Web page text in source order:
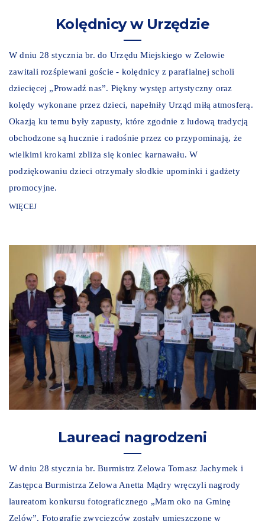
Kolędnicy w Urzędzie
W dniu 28 stycznia br. do Urzędu Miejskiego w Zelowie
zawitali rozśpiewani goście - kolędnicy z parafialnej scholi
dziecięcej „Prowadź nas”. Piękny występ artystyczny oraz
kolędy wykonane przez dzieci, napełniły Urząd miłą atmosferą.
Okazją ku temu były zapusty, które zgodnie z ludową tradycją
obchodzone są hucznie i radośnie przez co przypominają, że
wielkimi krokami zbliża się koniec karnawału. W
podziękowaniu dzieci otrzymały słodkie upominki i gadżety
promocyjne.
WIĘCEJ
Laureaci nagrodzeni
W dniu 28 stycznia br. Burmistrz Zelowa Tomasz Jachymek i
Zastępca Burmistrza Zelowa Anetta Mądry wręczyli nagrody
laureatom konkursu fotograficznego „Mam oko na Gminę
Zelów”. Fotografie zwycięzców zostały umieszczone w